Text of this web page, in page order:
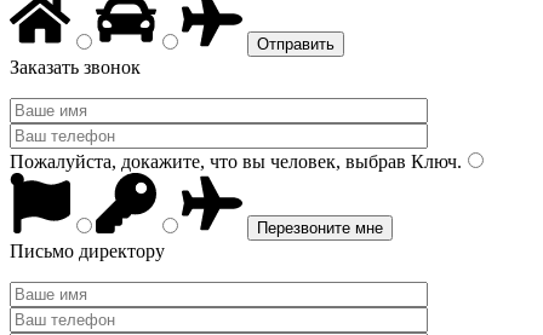
Заказать звонок
Пожалуйста, докажите, что вы человек, выбрав Ключ.
Письмо директору